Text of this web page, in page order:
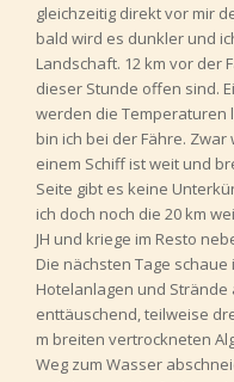
gleichzeitig direkt vor mir
bald wird es dunkler und
Landschaft. 12 km vor der
dieser Stunde offen sind.
werden die Temperaturen
bin ich bei der Fähre.
einem Schiff ist weit und
Seite gibt es keine
ich doch noch die 20 km
JH und kriege im Resto
Die nächsten Tage
Hotelanlagen und Strände
enttäuschend, teilweise
m breiten vertrockneten
Weg zum Wasser